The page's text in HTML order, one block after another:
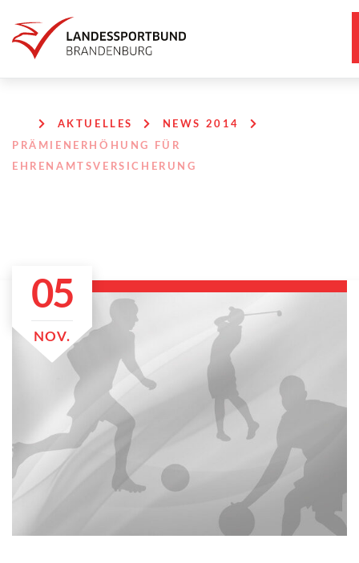
AKTUELLES NEWS 2014
PRÄMIENERHÖHUNG FÜR
EHRENAMTSVERSICHERUNG
05
NOV.